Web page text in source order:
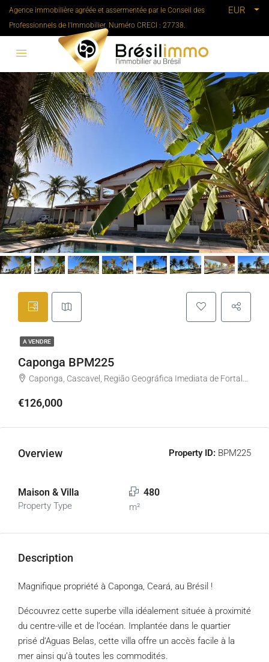
Agence immobilière agréée et assermentée par le Conseil des
Professionnels de l'Immobilier. Numéro CRECI : 27738.
EUR
A VENDRE
Caponga BPM225
Caponga, Cascavel, Região Geográfica Imediata de Fortaleza, Região Geográfica Intermediária de Fortaleza, Ceará, Região Nordeste, Brasil
€126,000
Overview Property ID: BPM225
Maison & Villa
Property Type
480
m²
Description
Magnifique propriété à Caponga, Ceará, au Brésil !
Découvrez cette superbe villa idéalement située à proximité
du centre-ville et de l’océan. Implantée dans le quartier
prisé d’Aguas Belas, cette villa offre un accès facile à la
mer ainsi qu’à toutes les commodités.